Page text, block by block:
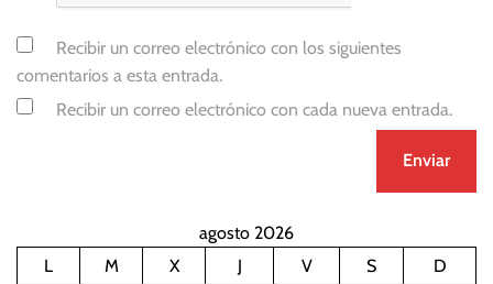
Recibir un correo electrónico con los siguientes
comentarios a esta entrada.
Recibir un correo electrónico con cada nueva entrada.
agosto 2026
L
M X J V S
D